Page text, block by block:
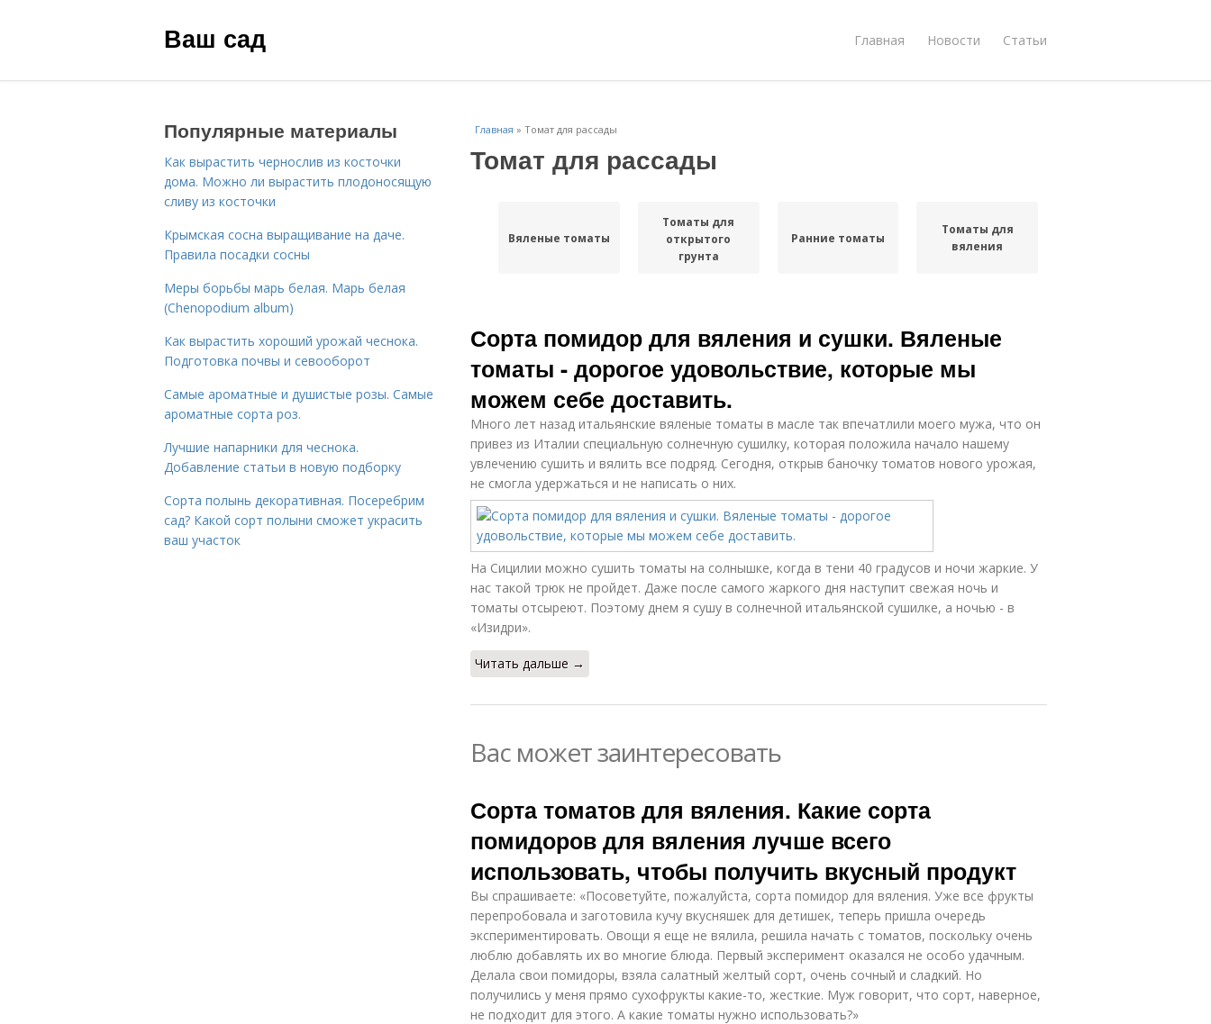
Ваш сад Главная Новости Статьи
Главная » Томат для рассады
Томат для рассады
Вяленые томаты
Томаты для
открытого
грунта
Ранние томаты
Томаты для
вяления
Сорта помидор для вяления и сушки. Вяленые
томаты - дорогое удовольствие, которые мы
можем себе доставить.
Много лет назад итальянские вяленые томаты в масле так впечатлили моего мужа, что он
привез из Италии специальную солнечную сушилку, которая положила начало нашему
увлечению сушить и вялить все подряд. Сегодня, открыв баночку томатов нового урожая,
не смогла удержаться и не написать о них.
На Сицилии можно сушить томаты на солнышке, когда в тени 40 градусов и ночи жаркие. У
нас такой трюк не пройдет. Даже после самого жаркого дня наступит свежая ночь и
томаты отсыреют. Поэтому днем я сушу в солнечной итальянской сушилке, а ночью - в
«Изидри».
Читать дальше →
Вас может заинтересовать
Сорта томатов для вяления. Какие сорта
помидоров для вяления лучше всего
использовать, чтобы получить вкусный продукт
Вы спрашиваете: «Посоветуйте, пожалуйста, сорта помидор для вяления. Уже все фрукты
перепробовала и заготовила кучу вкусняшек для детишек, теперь пришла очередь
экспериментировать. Овощи я еще не вялила, решила начать с томатов, поскольку очень
люблю добавлять их во многие блюда. Первый эксперимент оказался не особо удачным.
Делала свои помидоры, взяла салатный желтый сорт, очень сочный и сладкий. Но
получились у меня прямо сухофрукты какие-то, жесткие. Муж говорит, что сорт, наверное,
не подходит для этого. А какие томаты нужно использовать?»
Популярные материалы
Как вырастить чернослив из косточки
дома. Можно ли вырастить плодоносящую
сливу из косточки
Крымская сосна выращивание на даче.
Правила посадки сосны
Меры борьбы марь белая. Марь белая
(Chenopodium album)
Как вырастить хороший урожай чеснока.
Подготовка почвы и севооборот
Самые ароматные и душистые розы. Самые
ароматные сорта роз.
Лучшие напарники для чеснока.
Добавление статьи в новую подборку
Сорта полынь декоративная. Посеребрим
сад? Какой сорт полыни сможет украсить
ваш участок